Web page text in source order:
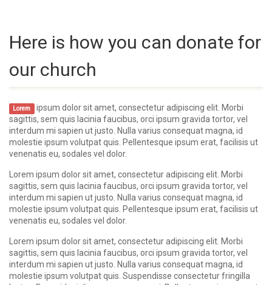
Here is how you can donate for
our church
Lorem ipsum dolor sit amet, consectetur adipiscing elit. Morbi
sagittis, sem quis lacinia faucibus, orci ipsum gravida tortor, vel
interdum mi sapien ut justo. Nulla varius consequat magna, id
molestie ipsum volutpat quis. Pellentesque ipsum erat, facilisis ut
venenatis eu, sodales vel dolor.
Lorem ipsum dolor sit amet, consectetur adipiscing elit. Morbi
sagittis, sem quis lacinia faucibus, orci ipsum gravida tortor, vel
interdum mi sapien ut justo. Nulla varius consequat magna, id
molestie ipsum volutpat quis. Pellentesque ipsum erat, facilisis ut
venenatis eu, sodales vel dolor.
Lorem ipsum dolor sit amet, consectetur adipiscing elit. Morbi
sagittis, sem quis lacinia faucibus, orci ipsum gravida tortor, vel
interdum mi sapien ut justo. Nulla varius consequat magna, id
molestie ipsum volutpat quis. Suspendisse consectetur fringilla